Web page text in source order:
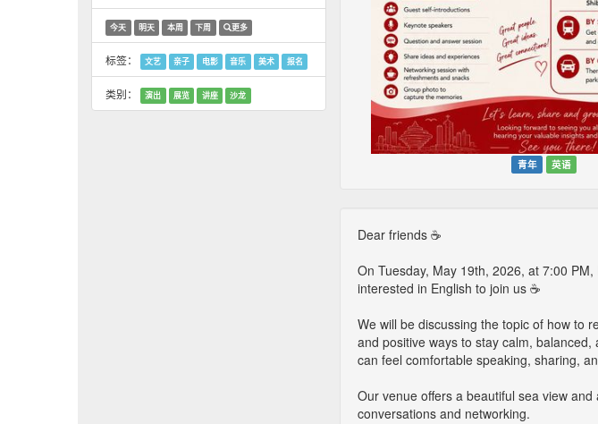
今天 明天 本周 下周 更多
标签： 文艺 亲子 电影 音乐 美术 报名
类别： 演出 展览 讲座 沙龙
青年 英语
Dear friends ☕
On Tuesday, May 19th, 2026, at 7:00
interested in English to join us ☕
We will be discussing the topic of how to
and positive ways to stay calm,
can feel comfortable speaking, sharing,
Our venue offers a beautiful sea view
conversations and networking.